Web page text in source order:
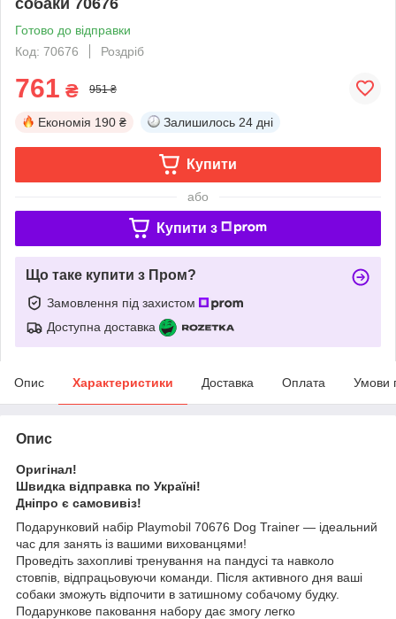
Готово до відправки
Код: 70676
Роздріб
761 ₴ 951 ₴
Економія 190 ₴ Залишилось 24 дні
Купити
або
Купити з
Що таке купити з Пром?
Замовлення під захистом
Доступна доставка
Опис Характеристики Доставка Оплата Умови
Опис
Оригінал!
Швидка відправка по Україні!
Дніпро є самовивіз!
Подарунковий набір Playmobil 70676 Dog Trainer — ідеальний
час для занять із вашими вихованцями!
Проведіть захопливі тренування на пандусі та навколо
стовпів, відпрацьовуючи команди. Після активного дня ваші
собаки зможуть відпочити в затишному собачому будку.
Подарункове паковання набору дає змогу легко